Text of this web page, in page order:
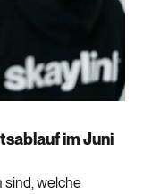
im Juni
sind, welche